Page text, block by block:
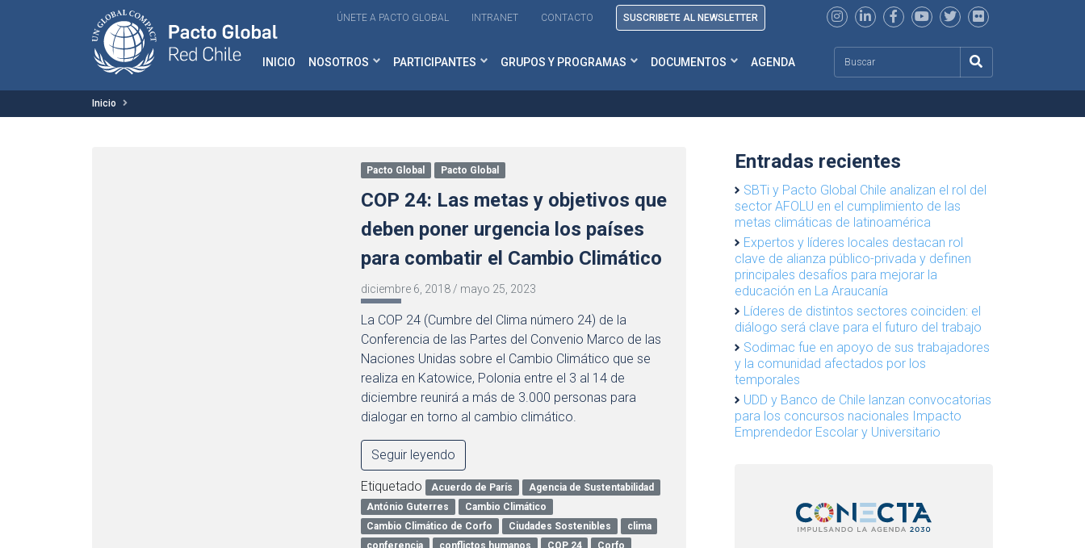
ÚNETE A PACTO GLOBAL INTRANET CONTACTO SUSCRIBETE AL NEWSLETTER
INICIO NOSOTROS PARTICIPANTES GRUPOS Y PROGRAMAS DOCUMENTOS AGENDA
Inicio
Pacto Global Pacto Global
COP 24: Las metas y objetivos que
deben poner urgencia los países
para combatir el Cambio Climático
diciembre 6, 2018 / mayo 25, 2023
La COP 24 (Cumbre del Clima número 24) de la
Conferencia de las Partes del Convenio Marco de las
Naciones Unidas sobre el Cambio Climático que se
realiza en Katowice, Polonia entre el 3 al 14 de
diciembre reunirá a más de 3.000 personas para
dialogar en torno al cambio climático.
Seguir leyendo
Etiquetado Acuerdo de París
Agencia de Sustentabilidad
António Guterres
Cambio Climático
Cambio Climático de Corfo
Ciudades Sostenibles
clima
conferencia
conflictos humanos COP 24
Corfo
Entradas recientes
SBTi y Pacto Global Chile analizan el rol del
sector AFOLU en el cumplimiento de las
metas climáticas de latinoamérica
Expertos y líderes locales destacan rol
clave de alianza público-privada y definen
principales desafíos para mejorar la
educación en La Araucanía
Líderes de distintos sectores coinciden: el
diálogo será clave para el futuro del trabajo
Sodimac fue en apoyo de sus trabajadores
y la comunidad afectados por los
temporales
UDD y Banco de Chile lanzan convocatorias
para los concursos nacionales Impacto
Emprendedor Escolar y Universitario